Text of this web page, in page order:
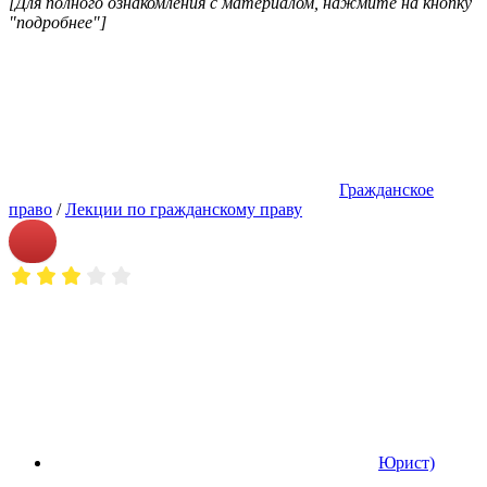
"подробнее"]
Гражданское
право /Лекции по гражданскому праву
Юрист)